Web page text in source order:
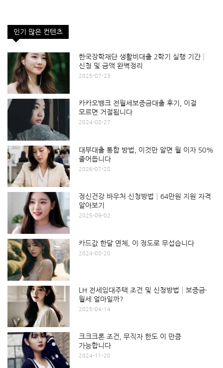
인기 많은 컨텐츠
한국장학재단 생활비대출 2학기 실행 기간│
신청 및 금액 완벽정리
2025-07-23
카카오뱅크 전월세보증금대출 후기, 이걸
모르면 거절됩니다
2024-08-27
대부대출 통합 방법, 이것만 알면 월 이자 50%
줄어듭니다
2026-07-28
정신건강 바우처 신청방법│64만원 지원 자격
알아보기
2025-09-02
카드값 한달 연체, 이 정도로 무섭습니다
2024-08-20
LH 전세임대주택 조건 및 신청방법│보증금·
월세 얼마일까?
2025-04-14
크크크론 조건, 무직자 한도 이 만큼
가능합니다
2024-11-20